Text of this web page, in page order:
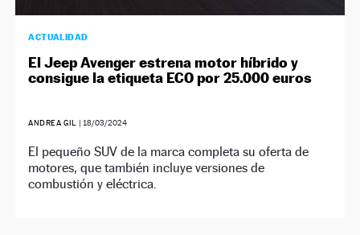
ACTUALIDAD
El Jeep Avenger estrena motor híbrido y
consigue la etiqueta ECO por 25.000 euros
ANDREA GIL | 18/03/2024
El pequeño SUV de la marca completa su oferta de
motores, que también incluye versiones de
combustión y eléctrica.